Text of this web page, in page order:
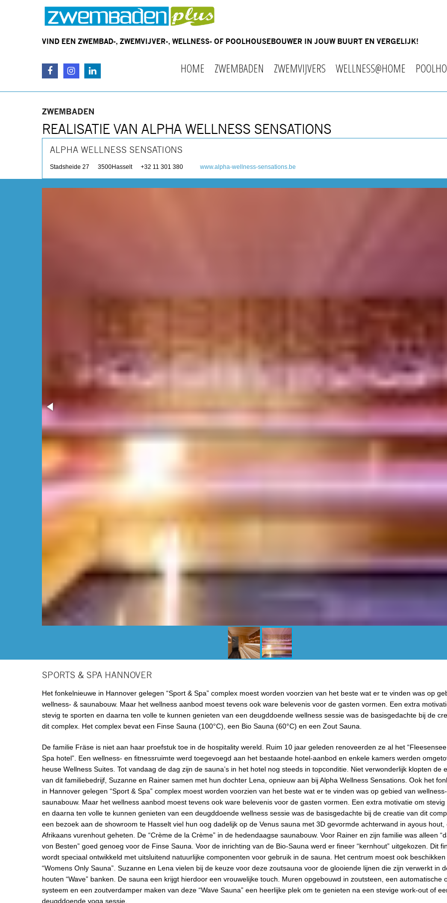
VIND EEN ZWEMBAD-, ZWEMVIJVER-, WELLNESS- OF POOLHOUSEBOUWER IN JOUW BUURT EN VERGELIJK!
HOME ZWEMBADEN ZWEMVIJVERS WELLNESS@HOME
ZWEMBADEN
REALISATIE VAN ALPHA WELLNESS SENSATIONS
ALPHA WELLNESS SENSATIONS
Stadsheide 27 3500Hasselt +32 11 301 380 www.alpha-wellness-sensations.be
SPORTS & SPA HANNOVER
Het fonkelnieuwe in Hannover gelegen “Sport & Spa” complex moest worden voorzien van het beste wat er te vinden was op
wellness- & saunabouw. Maar het wellness aanbod moest tevens ook ware belevenis voor de gasten vormen. Een extra
stevig te sporten en daarna ten volle te kunnen genieten van een deugddoende wellness sessie was de basisgedachte bij de
dit complex. Het complex bevat een Finse Sauna (100°C), een Bio Sauna (60°C) en een Zout Sauna.
De familie Fräse is niet aan haar proefstuk toe in de hospitality wereld. Ruim 10 jaar geleden renoveerden ze al het
Spa hotel”. Een wellness- en fitnessruimte werd toegevoegd aan het bestaande hotel-aanbod en enkele kamers werden
heuse Wellness Suites. Tot vandaag de dag zijn de sauna’s in het hotel nog steeds in topconditie. Niet verwonderlijk klopten de
van dit familiebedrijf, Suzanne en Rainer samen met hun dochter Lena, opnieuw aan bij Alpha Wellness Sensations. Ook het
in Hannover gelegen “Sport & Spa” complex moest worden voorzien van het beste wat er te vinden was op gebied van
saunabouw. Maar het wellness aanbod moest tevens ook ware belevenis voor de gasten vormen. Een extra motivatie om
en daarna ten volle te kunnen genieten van een deugddoende wellness sessie was de basisgedachte bij de creatie van dit
een bezoek aan de showroom te Hasselt viel hun oog dadelijk op de Venus sauna met 3D gevormde achterwand in ayous hout,
Afrikaans vurenhout geheten. De “Crème de la Crème” in de hedendaagse saunabouw. Voor Rainer en zijn familie was alleen
von Besten” goed genoeg voor de Finse Sauna. Voor de inrichting van de Bio-Sauna werd er fineer “kernhout” uitgekozen. Dit
wordt speciaal ontwikkeld met uitsluitend natuurlijke componenten voor gebruik in de sauna. Het centrum moest ook
“Womens Only Sauna”. Suzanne en Lena vielen bij de keuze voor deze zoutsauna voor de glooiende lijnen die zijn verwerkt in
houten “Wave” banken. De sauna een krijgt hierdoor een vrouwelijke touch. Muren opgebouwd in zoutsteen, een automatische
systeem en een zoutverdamper maken van deze “Wave Sauna” een heerlijke plek om te genieten na een stevige work-out of
deugddoende yoga sessie.